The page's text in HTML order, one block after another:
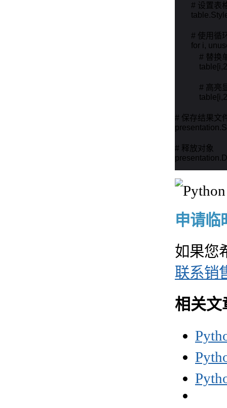
# 设置
# 使
for i,
#
#
# 保存结果文
# 释放对象
申请临
如果您
联系销
相关文